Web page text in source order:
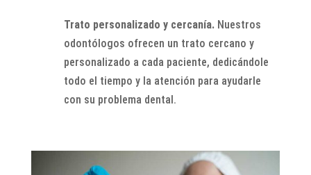
Trato personalizado y cercanía.Nuestros
odontólogos ofrecen un trato cercano y
personalizado a cada paciente, dedicándole
todo el tiempo y la atención para ayudarle
con su problema dental.